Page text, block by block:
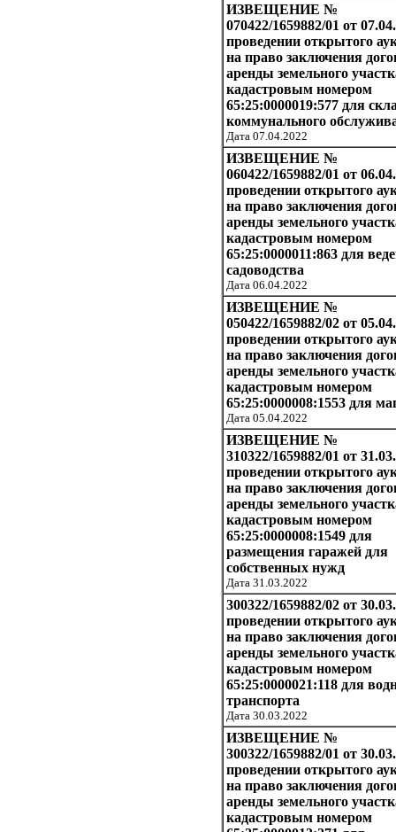
ИЗВЕЩЕНИЕ №
070422/1659882/01 от
проведении открытого
на право заключения
аренды земельного
кадастровым номером
65:25:0000019:577 для
коммунального
Дата 07.04.2022
ИЗВЕЩЕНИЕ №
060422/1659882/01 от
проведении открытого
на право заключения
аренды земельного
кадастровым номером
65:25:0000011:863 для
садоводства
Дата 06.04.2022
ИЗВЕЩЕНИЕ №
050422/1659882/02 от
проведении открытого
на право заключения
аренды земельного
кадастровым номером
65:25:0000008:1553 для
Дата 05.04.2022
ИЗВЕЩЕНИЕ №
310322/1659882/01 от
проведении открытого
на право заключения
аренды земельного
кадастровым номером
65:25:0000008:1549 для
размещения гаражей для
собственных нужд
Дата 31.03.2022
300322/1659882/02 от
проведении открытого
на право заключения
аренды земельного
кадастровым номером
65:25:0000021:118 для
транспорта
Дата 30.03.2022
ИЗВЕЩЕНИЕ №
300322/1659882/01 от
проведении открытого
на право заключения
аренды земельного
кадастровым номером